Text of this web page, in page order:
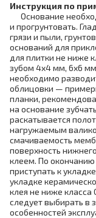
Инструкция по
Основание
и прогрунтовать.
грязи и пыли,
оснований для
для плитки не ниже
зубом 4x4 мм, 6х6
необходимо
облицовки —
планки,
на основание
раскатывается
нагружаемым
смачиваемость
поверхность
клеем. По
приступать к
укладке
клея не ниже класса
следует выбирать в
особенностей